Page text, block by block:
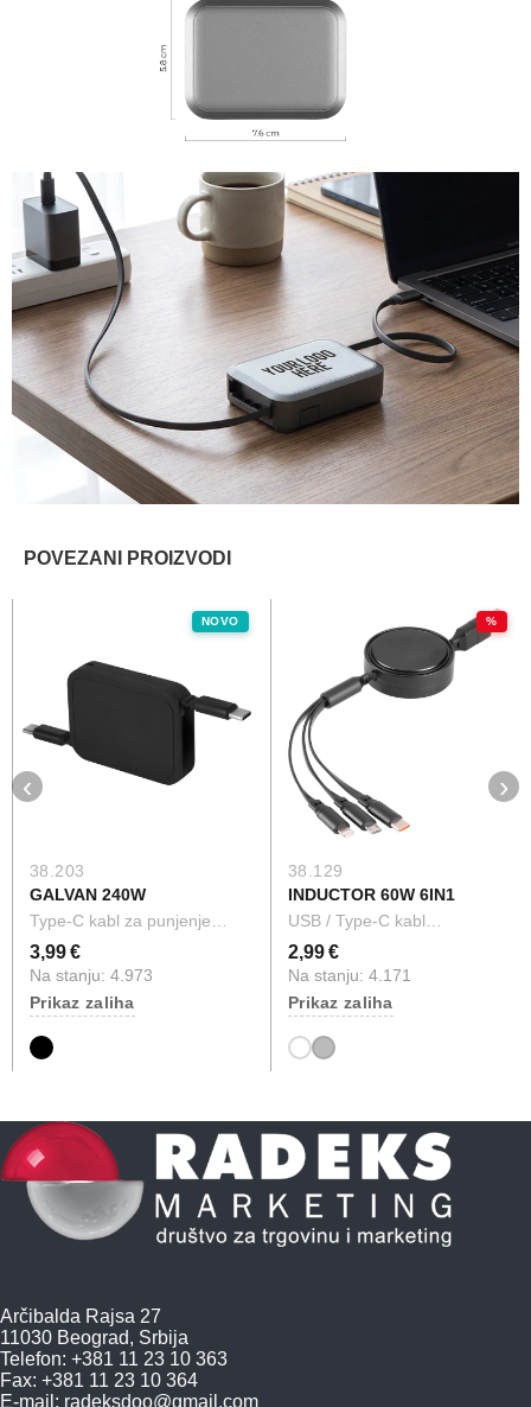
POVEZANI PROIZVODI
NOVO
38.203
GALVAN 240W
Type-C kabl za punjenje…
3,99 €
Na stanju: 4.973
Prikaz zaliha
%
38.129
INDUCTOR 60W 6IN1
USB / Type-C kabl…
2,99 €
Na stanju: 4.171
Prikaz zaliha
‹ ›
Arčibalda Rajsa 27
11030 Beograd, Srbija
Telefon: +381 11 23 10 363
Fax: +381 11 23 10 364
E-mail: radeksdoo@gmail.com